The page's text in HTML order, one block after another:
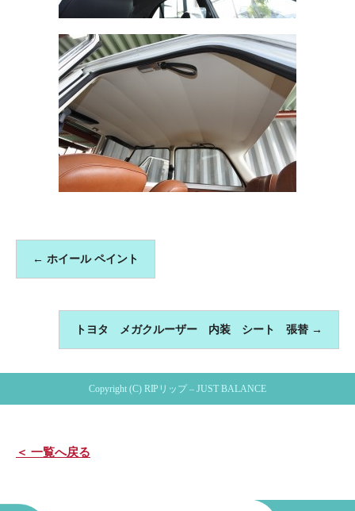
← ホイール ペイント
トヨタ メガクルーザー 内装 シート 張替 →
Copyright (C) RIPリップ – JUST BALANCE
＜ 一覧へ戻る